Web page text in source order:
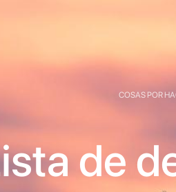
COSAS POR
de